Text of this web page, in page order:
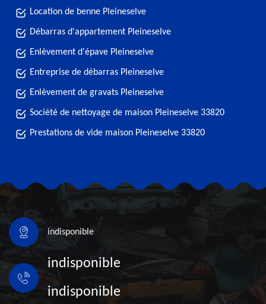
Location de benne Pleineselve
Débarras d'appartement Pleineselve
Enlèvement d'épave Pleineselve
Entreprise de débarras Pleineselve
Enlèvement de gravats Pleineselve
Société de nettoyage de maison Pleineselve 33820
Prestations de vide maison Pleineselve 33820
indisponible
indisponible
indisponible